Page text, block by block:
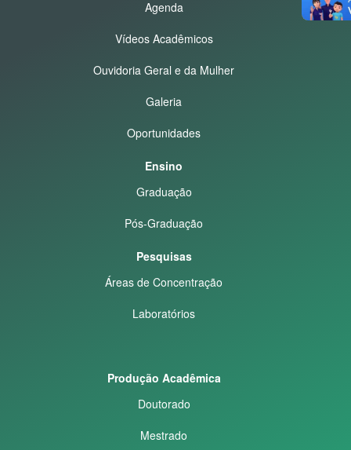
Agenda
Vídeos Acadêmicos
Ouvidoria Geral e da Mulher
Galeria
Oportunidades
Ensino
Graduação
Pós-Graduação
Pesquisas
Áreas de Concentração
Laboratórios
Produção Acadêmica
Doutorado
Mestrado